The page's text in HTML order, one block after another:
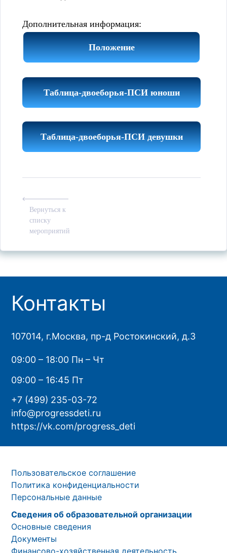
Дополнительная информация:
Положение
Таблица-двоеборья-ПСИ юноши
Таблица-двоеборья-ПСИ девушки
Вернуться к
списку
мероприятий
Контакты
107014, г.Москва, пр-д Ростокинский, д.3
09:00 – 18:00 Пн – Чт
09:00 – 16:45 Пт
+7 (499) 235-03-72
info@progressdeti.ru
https://vk.com/progress_deti
Пользовательское соглашение
Политика конфиденциальности
Персональные данные
Сведения об образовательной организации
Основные сведения
Документы
Финансово-хозяйственная деятельность